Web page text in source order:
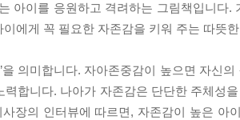
아이를 응원하고 격려하는 그림책입니다.
에게 꼭 필요한 자존감을 키워 주는 따뜻
의미합니다. 자아존중감이 높으면 자신
합니다. 나아가 자존감은 단단한 주체성
장의 인터뷰에 따르면, 자존감이 높은 아